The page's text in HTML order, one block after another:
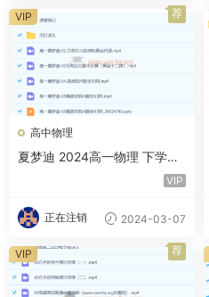
高中物理
夏梦迪 2024高一物理 下学期
VIP
正在注销 2024-03-07
VIP 荐
VIP 荐